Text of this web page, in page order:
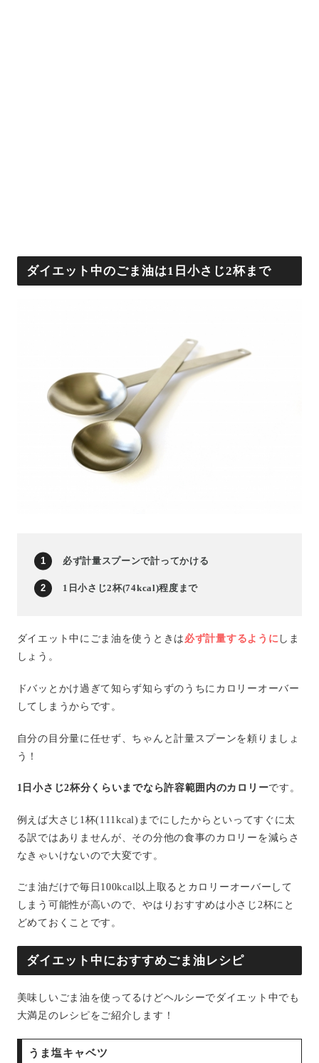
ダイエット中のごま油は1日小さじ2杯まで
必ず計量スプーンで計ってかける
1日小さじ2杯(74kcal)程度まで
ダイエット中にごま油を使うときは 必ず計量するように しま
しょう。
ドバッとかけ過ぎて知らず知らずのうちにカロリーオーバー
してしまうからです。
自分の目分量に任せず、ちゃんと計量スプーンを頼りましょ
う！
1日小さじ2杯分くらいまでなら許容範囲内のカロリーです。
例えば大さじ1杯(111kcal)までにしたからといってすぐに太
る訳ではありませんが、その分他の食事のカロリーを減らさ
なきゃいけないので大変です。
ごま油だけで毎日100kcal以上取るとカロリーオーバーして
しまう可能性が高いので、やはりおすすめは小さじ2杯にと
どめておくことです。
ダイエット中におすすめごま油レシピ
美味しいごま油を使ってるけどヘルシーでダイエット中でも
大満足のレシピをご紹介します！
うま塩キャベツ